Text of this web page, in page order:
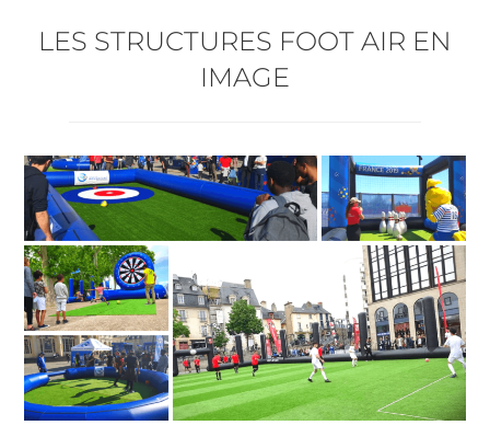
LES STRUCTURES FOOT AIR EN
IMAGE